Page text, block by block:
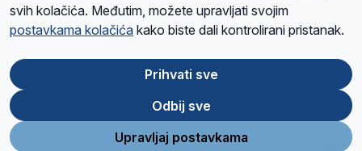
O namaRadio ProgramVolonteriPrijateljiKontaktPravila privatnosti
Ova stranica je zaštićena Google reCAPTCHA sustavom
Store
Google
Play
svih kolačića. Međutim, možete upravljati svojim
postavkama kolačića kako biste dali kontrolirani pristanak.
Prihvati sve
Odbij sve
Upravljaj postavkama